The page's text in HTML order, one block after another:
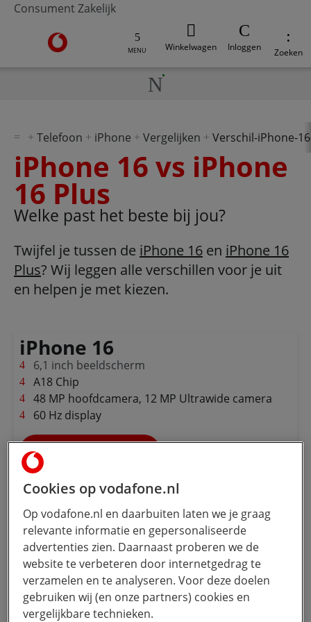
Consument Zakelijk
Ga naar de Vodafone homepage
MENU Winkelwagen Inloggen Zoeken
Telefoon iPhone Vergelijken Verschil-iPhone-
iPhone 16 vs iPhone
16 Plus
Welke past het beste bij jou?
Twijfel je tussen de iPhone 16 en iPhone 16
Plus? Wij leggen alle verschillen voor je uit
en helpen je met kiezen.
iPhone 16
6,1 inch beeldscherm
A18 Chip
48 MP hoofdcamera, 12 MP Ultrawide camera
60 Hz display
Bekijk de iPhone 16
iPhone 16 Plus
6,7 inch beeldscherm
A18 Chip
48 MP hoofdcamera, 12 MP Ultrawide camera
60 Hz display
Cookies op vodafone.nl
Op vodafone.nl en daarbuiten laten we je graag
relevante informatie en gepersonaliseerde
advertenties zien. Daarnaast proberen we de
website te verbeteren door internetgedrag te
verzamelen en te analyseren. Voor deze doelen
gebruiken wij (en onze partners) cookies en
vergelijkbare technieken.